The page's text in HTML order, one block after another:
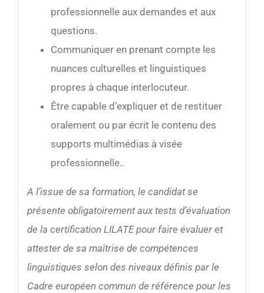
professionnelle aux demandes et aux
questions.
Communiquer en prenant compte les
nuances culturelles et linguistiques
propres à chaque interlocuteur.
Être capable d’expliquer et de restituer
oralement ou par écrit le contenu des
supports multimédias à visée
professionnelle..
A l’issue de sa formation, le candidat se
présente obligatoirement aux tests d’évaluation
de la certification LILATE pour faire évaluer et
attester de sa maîtrise de compétences
linguistiques selon des niveaux définis par le
Cadre européen commun de référence pour les